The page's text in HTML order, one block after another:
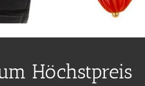
Höchstpreis